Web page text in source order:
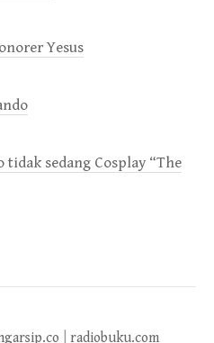
Yesus
tidak sedang Cosplay “The
radiobuku.com